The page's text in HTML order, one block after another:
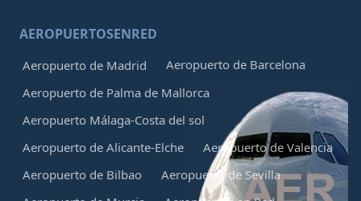
AEROPUERTOSENRED
Aeropuerto de Madrid
Aeropuerto de Barcelona
Aeropuerto de Palma de Mallorca
Aeropuerto Málaga-Costa del sol
Aeropuerto de Alicante-Elche
Aeropuerto de Valencia
Aeropuerto de Bilbao
Aeropuerto de Sevilla